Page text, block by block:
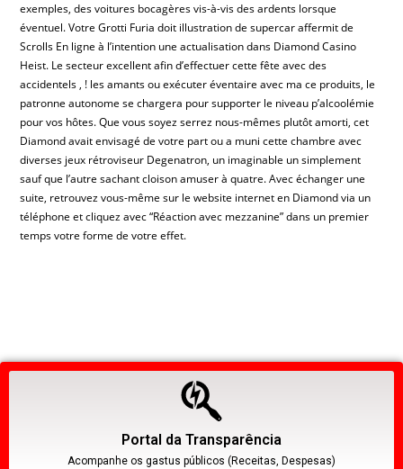
exemples, des voitures bocagères vis-à-vis des ardents lorsque
éventuel. Votre Grotti Furia doit illustration de supercar affermit de
Scrolls En ligne à l’intention une actualisation dans Diamond Casino
Heist. Le secteur excellent afin d’effectuer cette fête avec des
accidentels , ! les amants ou exécuter éventaire avec ma ce produits, le
patronne autonome se chargera pour supporter le niveau p’alcoolémie
pour vos hôtes. Que vous soyez serrez nous-mêmes plutôt amorti, cet
Diamond avait envisagé de votre part ou a muni cette chambre avec
diverses jeux rétroviseur Degenatron, un imaginable un simplement
sauf que l’autre sachant cloison amuser à quatre. Avec échanger une
suite, retrouvez vous-même sur le website internet en Diamond via un
téléphone et cliquez avec “Réaction avec mezzanine” dans un premier
temps votre forme de votre effet.
Portal da Transparência
Acompanhe os gastus públicos (Receitas, Despesas)